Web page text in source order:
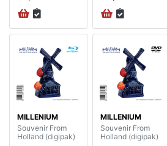
MILLENIUM
Souvenir From
Holland (digipak)
MILLENIUM
Souvenir From
Holland (digipak)